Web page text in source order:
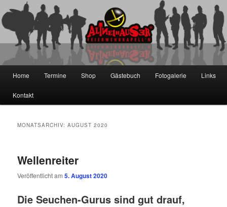
primären
Inhalt
springen
sekundären
Inhalt
springenDie Altneihauser Feierwehrkapell'n
Home Termine Shop Gästebuch Fotogalerie Links
Kontakt
MONATSARCHIV:AUGUST 2020
Wellenreiter
Veröffentlicht am5. August 2020
Die Seuchen-Gurus sind gut drauf,